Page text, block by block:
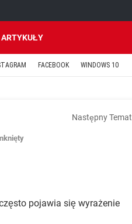
ARTYKUŁY
FACEBOOK WINDOWS 10
Następny Temat
pojawia się wyrażenie